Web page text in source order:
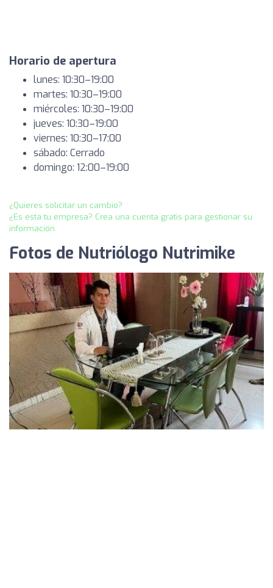
Horario de apertura
lunes: 10:30–19:00
martes: 10:30–19:00
miércoles: 10:30–19:00
jueves: 10:30–19:00
viernes: 10:30–17:00
sábado: Cerrado
domingo: 12:00–19:00
¿Quieres solicitar un cambio?
¿Es esta tu empresa? Crea una cuenta gratis para gestionar su
información
Fotos de Nutriólogo Nutrimike